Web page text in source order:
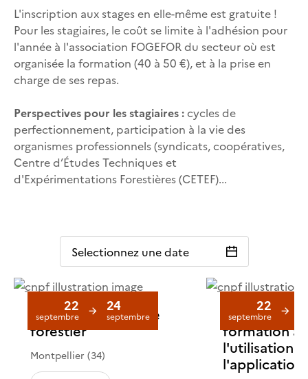
L'inscription aux stages en elle-même est gratuite !
Pour les stagiaires, le coût se limite à l'adhésion pour
l'année à l'association FOGEFOR du secteur où est
organisée la formation (40 à 50 €), et à la prise en
charge de ses repas.
Perspectives pour les stagiaires :cycles de
perfectionnement, participation à la vie des
organismes professionnels (syndicats, coopératives,
Centre d’Études Techniques et
d'Expérimentations Forestières (CETEF)...
Selectionnez une date
22
septembre
24
septembre
Les projets carbone
forestier
Montpellier (34)
22
septembre
BioClimSol :
formation à
l'utilisation
l'application